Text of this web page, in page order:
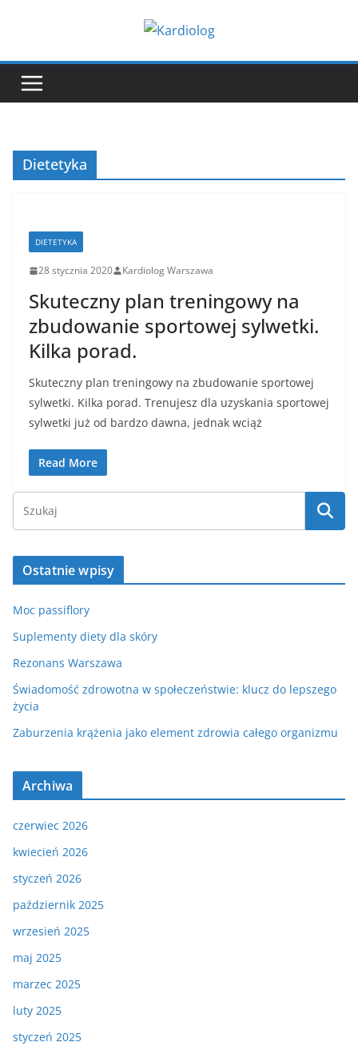
Dietetyka
DIETETYKA
28 stycznia 2020 Kardiolog Warszawa
Skuteczny plan treningowy na
zbudowanie sportowej sylwetki.
Kilka porad.
Skuteczny plan treningowy na zbudowanie sportowej
sylwetki. Kilka porad. Trenujesz dla uzyskania sportowej
sylwetki już od bardzo dawna, jednak wciąż
Read More
Ostatnie wpisy
Moc passiflory
Suplementy diety dla skóry
Rezonans Warszawa
Świadomość zdrowotna w społeczeństwie: klucz do lepszego
życia
Zaburzenia krążenia jako element zdrowia całego organizmu
Archiwa
czerwiec 2026
kwiecień 2026
styczeń 2026
październik 2025
wrzesień 2025
maj 2025
marzec 2025
luty 2025
styczeń 2025